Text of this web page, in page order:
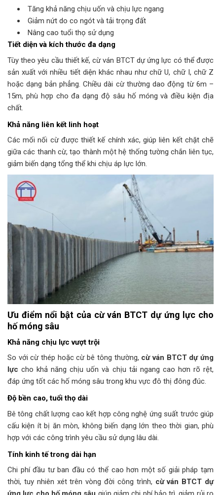
Tăng khả năng chịu uốn và chịu lực ngang
Giảm nứt do co ngót và tải trọng đất
Nâng cao tuổi thọ sử dụng
Tiết diện và kích thước đa dạng
Tùy theo yêu cầu thiết kế, cừ ván BTCT dự ứng lực có thể được
sản xuất với nhiều tiết diện khác nhau như chữ U, chữ I, chữ Z
hoặc dạng bản phẳng. Chiều dài cừ thường dao động từ 6m –
15m, phù hợp cho đa dạng độ sâu hố móng và điều kiện địa
chất.
Khả năng liên kết linh hoạt
Các mối nối cừ được thiết kế chính xác, giúp liên kết chặt chẽ
giữa các thanh cừ, tạo thành một hệ thống tường chắn liên tục,
giảm biến dạng tổng thể khi chịu áp lực lớn.
Ưu điểm nổi bật của cừ ván BTCT dự ứng lực cho
hố móng sâu
Khả năng chịu lực vượt trội
So với cừ thép hoặc cừ bê tông thường, cừ ván BTCT dự ứng
lực cho khả năng chịu uốn và chịu tải ngang cao hơn rõ rệt,
đáp ứng tốt các hố móng sâu trong khu vực đô thị đông đúc.
Độ bền cao, tuổi thọ dài
Bê tông chất lượng cao kết hợp công nghệ ứng suất trước giúp
cấu kiện ít bị ăn mòn, không biến dạng lớn theo thời gian, phù
hợp với các công trình yêu cầu sử dụng lâu dài.
Tính kinh tế trong dài hạn
Chi phí đầu tư ban đầu có thể cao hơn một số giải pháp tạm
thời, tuy nhiên xét trên vòng đời công trình, cừ ván BTCT dự